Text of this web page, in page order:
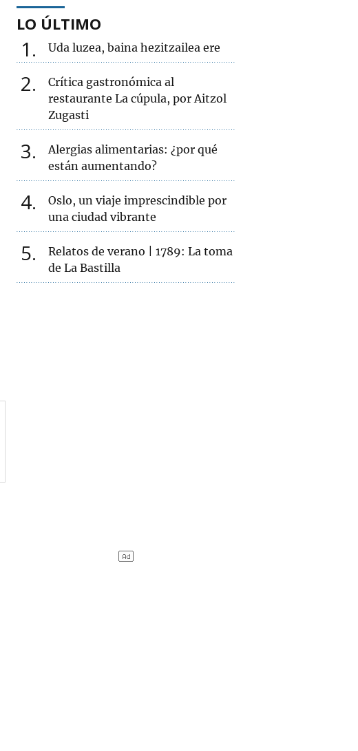
LO ÚLTIMO
1 Uda luzea, baina hezitzailea ere
2
Crítica gastronómica al
restaurante La cúpula, por Aitzol
Zugasti
3
Alergias alimentarias: ¿por qué
están aumentando?
4
Oslo, un viaje imprescindible por
una ciudad vibrante
5
Relatos de verano | 1789: La toma
de La Bastilla